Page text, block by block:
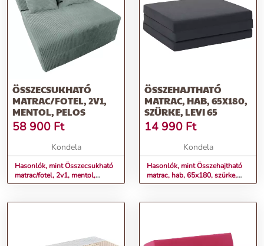
ÖSSZECSUKHATÓ
MATRAC/FOTEL, 2V1,
MENTOL, PELOS
58 900 Ft
Kondela
Hasonlók, mint Összecsukható
matrac/fotel, 2v1, mentol,
PELOS
ÖSSZEHAJTHATÓ
MATRAC, HAB, 65X180,
SZÜRKE, LEVI 65
14 990 Ft
Kondela
Hasonlók, mint Összehajtható
matrac, hab, 65x180, szürke,
LEVI 65